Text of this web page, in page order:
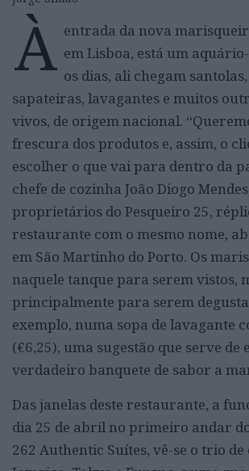
À entrada da nova
em Lisboa, está um
os dias, ali chegam
sapateiras, lavagantes e muitos
vivos, de origem nacional.
frescura dos produtos e, assim, o
escolher o que vai para dentro da
chefe de cozinha João Diogo
proprietários do Pesqueiro 25,
restaurante com o mesmo nome,
em São Martinho do Porto. Os
naquele tanque para serem vistos,
principalmente para serem
exemplo, numa sopa de lavagante
(€6,25), uma sugestão que serve de
verdadeiro banquete de sabor a
Das janelas deste restaurante, a
dia 25 de abril no primeiro andar
262 Authentic Suítes, vê-se o trio de